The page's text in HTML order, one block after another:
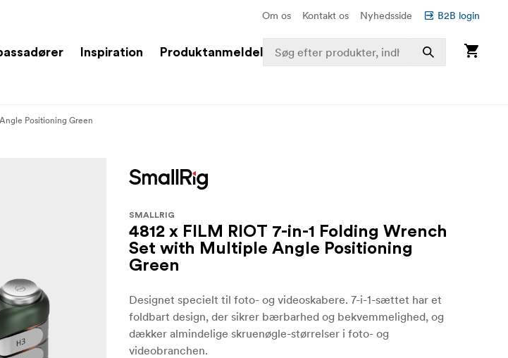
Om os Kontakt os Nyhedsside B2B login
Inspiration Produktanmeldelser
Positioning Green
SMALLRIG
4812 x FILM RIOT 7-in-1 Folding Wrench
Set with Multiple Angle Positioning
Green
Designet specielt til foto- og videoskabere. 7-i-1-sættet har et
foldbart design, der sikrer bærbarhed og bekvemmelighed, og
dækker almindelige skruenøgle-størrelser i foto- og
videobranchen.